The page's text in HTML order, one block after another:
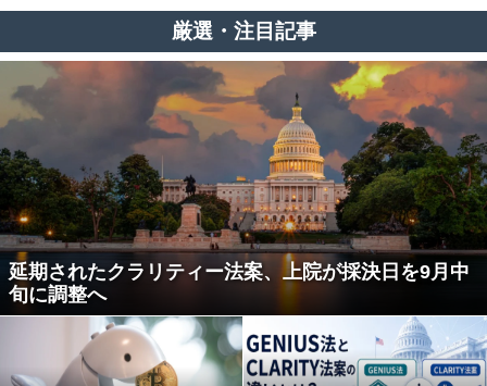
厳選・注目記事
延期されたクラリティー法案、上院が採決日を9月中
旬に調整へ